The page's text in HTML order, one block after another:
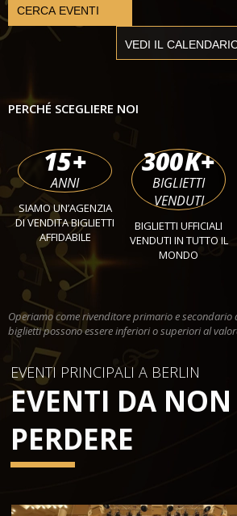
PERCHÉ SCEGLIERE NOI
15+
ANNI
SIAMO UN’AGENZIA
DI VENDITA BIGLIETTI
AFFIDABILE
300K+
BIGLIETTI
VENDUTI
BIGLIETTI UFFICIALI
VENDUTI IN TUTTO IL
MONDO
Operiamo come rivenditore primario e
biglietti possono essere inferiori o superiori al
EVENTI PRINCIPALI A BERLIN
EVENTI DA NON
PERDERE